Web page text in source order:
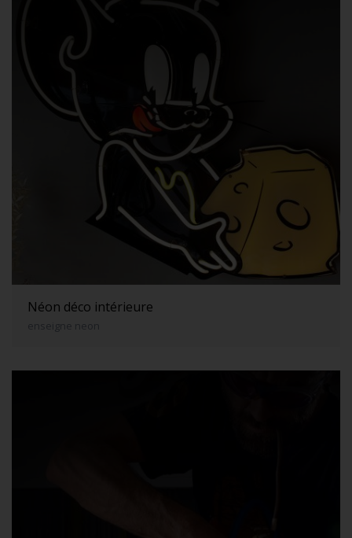
Néon déco intérieure
enseigne neon